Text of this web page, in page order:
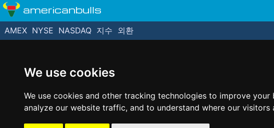
We use cookies
We use cookies and other tracking technologies to improve
analyze our website traffic, and to understand where our visitors
americanbulls
AMEX NYSE NASDAQ 지수 외환